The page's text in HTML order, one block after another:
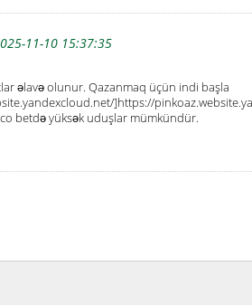
11-10 15:37:35
əlavə olunur. Qazanmaq üçün indi başla
]https://
betdə yüksək uduşlar mümkündür.